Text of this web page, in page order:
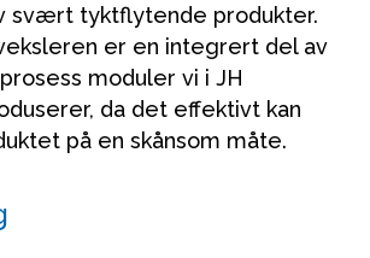
svært tyktflytende produkter.
er en integrert del av
moduler vi i JH
da det effektivt kan
på en skånsom måte.